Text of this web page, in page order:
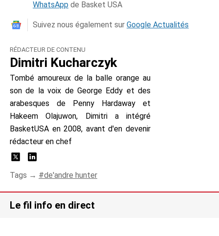
WhatsApp de Basket USA
Suivez nous également sur Google Actualités
RÉDACTEUR DE CONTENU
Dimitri Kucharczyk
Tombé amoureux de la balle orange au
son de la voix de George Eddy et des
arabesques de Penny Hardaway et
Hakeem Olajuwon, Dimitri a intégré
BasketUSA en 2008, avant d'en devenir
rédacteur en chef
Tags → de'andre hunter
Le fil info en direct